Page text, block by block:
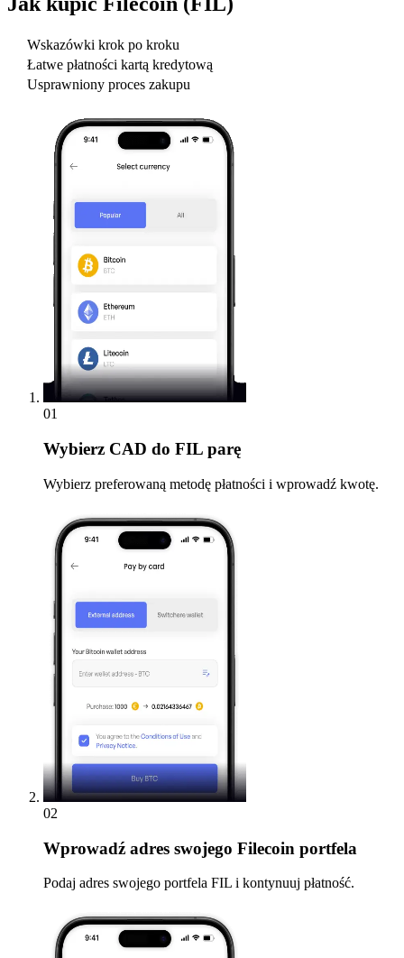
Wskazówki krok po kroku
Łatwe płatności kartą kredytową
Usprawniony proces zakupu
01
Wybierz CAD do FIL parę
Wybierz preferowaną metodę płatności i wprowadź kwotę.
02
Wprowadź adres swojego Filecoin portfela
Podaj adres swojego portfela FIL i kontynuuj płatność.